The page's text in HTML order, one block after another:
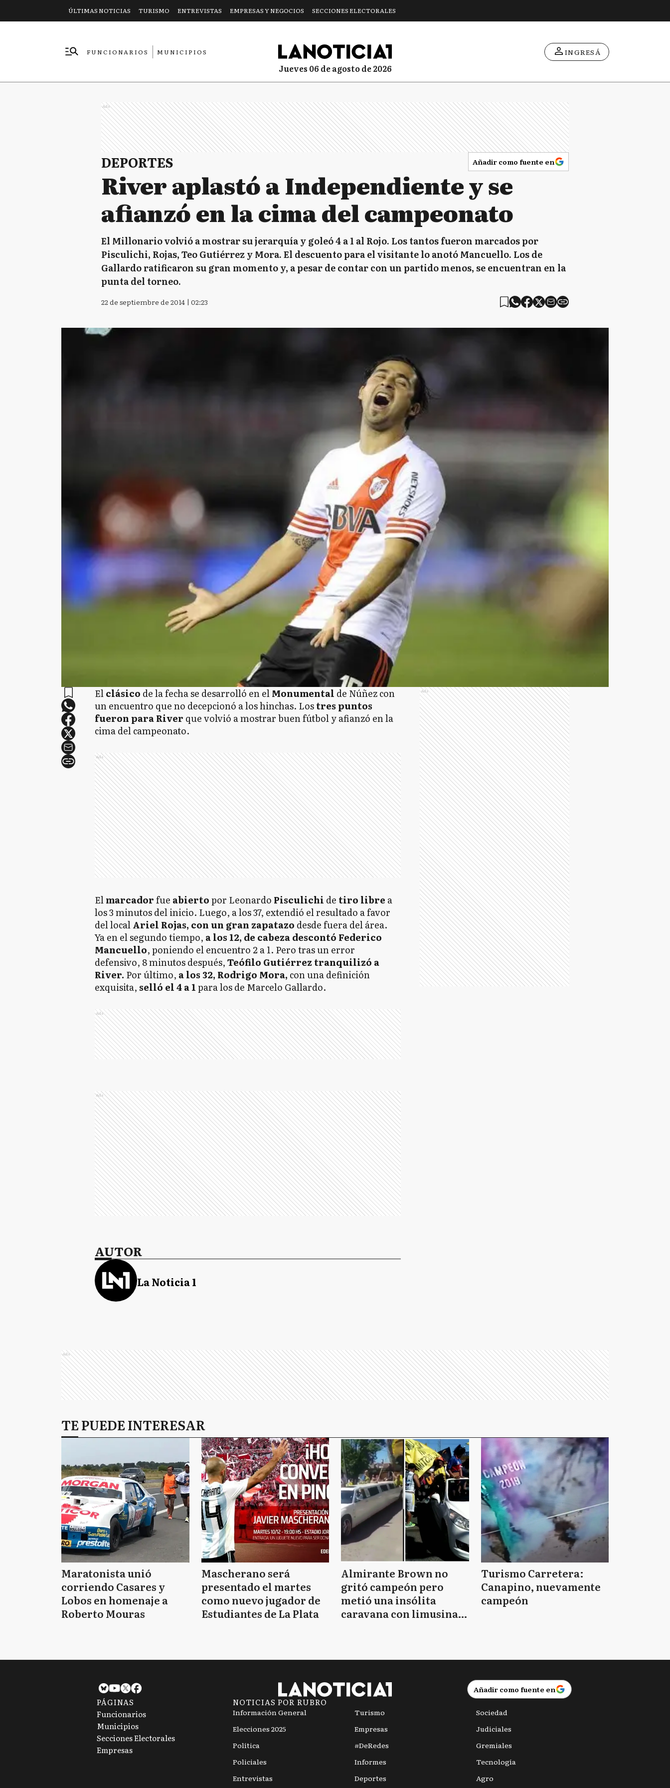
ÚLTIMAS NOTICIAS TURISMO ENTREVISTAS EMPRESAS Y NEGOCIOS SECCIONES ELECTORALES
FUNCIONARIOS
MUNICIPIOS
jueves 06 de agosto de 2026
INGRESÁ
Ads
DEPORTES Añadir como fuente en
River aplastó a Independiente y se
afianzó en la cima del campeonato
El Millonario volvió a mostrar su jerarquía y goleó 4 a 1 al Rojo. Los tantos fueron marcados por
Pisculichi, Rojas, Teo Gutiérrez y Mora. El descuento para el visitante lo anotó Mancuello. Los de
Gallardo ratificaron su gran momento y, a pesar de contar con un partido menos, se encuentran en la
punta del torneo.
22 de septiembre de 2014 | 02:23
Elclásico de la fecha se desarrolló en elMonumental de Núñez con
un encuentro que no decepcionó a los hinchas. Lostres puntos
fueron para River que volvió a mostrar buen fútbol y afianzó en la
cima del campeonato.
Ads
Elmarcadorfue abiertopor Leonardo Pisculichi de tiro libre a
los 3 minutos del inicio. Luego, a los 37, extendió el resultado a favor
del localAriel Rojas, con un gran zapatazo desde fuera del área.
Ya en el segundo tiempo, a los 12, de cabeza descontó Federico
Mancuello, poniendo el encuentro 2 a 1. Pero tras un error
defensivo, 8 minutos después,Teófilo Gutiérrez tranquilizó a
River. Por último, a los 32, Rodrigo Mora, con una definición
exquisita, selló el 4 a 1para los de Marcelo Gallardo.
Ads
Ads
AUTOR
La Noticia 1
Ads
Ads
TE PUEDE INTERESAR
Maratonista unió
corriendo Casares y
Lobos en homenaje a
Roberto Mouras
Mascherano será
presentado el martes
como nuevo jugador de
Estudiantes de La Plata
Almirante Brown no
gritó campeón pero
metió una insólita
caravana con limusinas
Turismo Carretera:
Canapino, nuevamente
campeón
Añadir como fuente en
PÁGINAS
Funcionarios
Municipios
Secciones Electorales
Empresas
NOTICIAS POR RUBRO
Información General
Elecciones 2025
Política
Policiales
Entrevistas
Turismo
Empresas
#DeRedes
Informes
Deportes
Sociedad
Judiciales
Gremiales
Tecnología
Agro